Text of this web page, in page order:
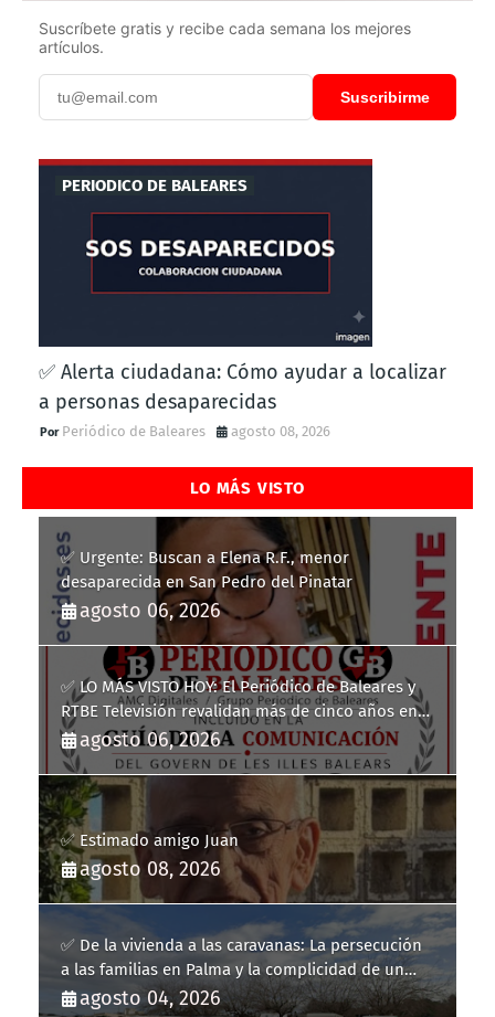
Suscríbete gratis y recibe cada semana los mejores
artículos.
Suscribirme
PERIODICO DE BALEARES
✅ Alerta ciudadana: Cómo ayudar a localizar
a personas desaparecidas
Periódico de Baleares agosto 08, 2026
LO MÁS VISTO
✅ Urgente: Buscan a Elena R.F., menor
desaparecida en San Pedro del Pinatar
agosto 06, 2026
✅ LO MÁS VISTO HOY: El Periódico de Baleares y
RTBE Televisión revalidan más de cinco años en
la Guía de la Comunicación del Govern de les Illes
Balears
agosto 06, 2026
✅ Estimado amigo Juan
agosto 08, 2026
✅ De la vivienda a las caravanas: La persecución
a las familias en Palma y la complicidad de un
fracaso heredado
agosto 04, 2026